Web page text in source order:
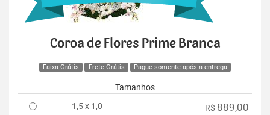
Coroa de Flores Prime Branca
Faixa Grátis Frete Grátis Pague somente após a entrega
Tamanhos
1,5 x 1,0
R$ 889,00